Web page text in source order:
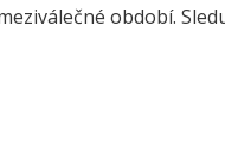
období.